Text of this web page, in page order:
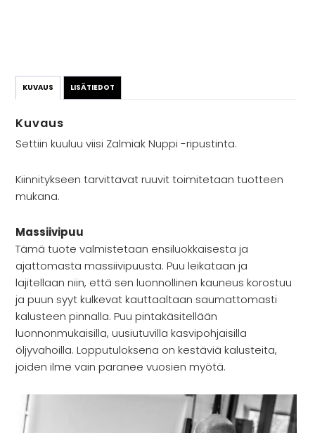
KUVAUS LISÄTIEDOT
Kuvaus
Settiin kuuluu viisi Zalmiak Nuppi -ripustinta.
Kiinnitykseen tarvittavat ruuvit toimitetaan tuotteen
mukana.
Massiivipuu
Tämä tuote valmistetaan ensiluokkaisesta ja
ajattomasta massiivipuusta. Puu leikataan ja
lajitellaan niin, että sen luonnollinen kauneus korostuu
ja puun syyt kulkevat kauttaaltaan saumattomasti
kalusteen pinnalla. Puu pintakäsitellään
luonnonmukaisilla, uusiutuvilla kasvipohjaisilla
öljyvahoilla. Lopputuloksena on kestäviä kalusteita,
joiden ilme vain paranee vuosien myötä.